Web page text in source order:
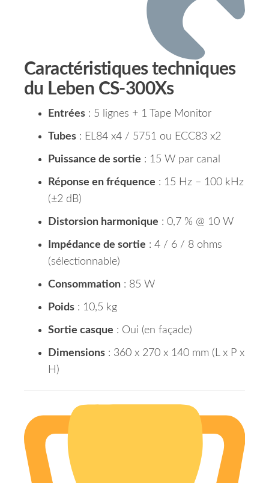
Caractéristiques techniques
du Leben CS-300Xs
Entrées : 5 lignes + 1 Tape Monitor
Tubes : EL84 x4 / 5751 ou ECC83 x2
Puissance de sortie : 15 W par canal
Réponse en fréquence : 15 Hz – 100 kHz
(±2 dB)
Distorsion harmonique : 0,7 % @ 10 W
Impédance de sortie : 4 / 6 / 8 ohms
(sélectionnable)
Consommation : 85 W
Poids : 10,5 kg
Sortie casque : Oui (en façade)
Dimensions : 360 x 270 x 140 mm (L x P x
H)